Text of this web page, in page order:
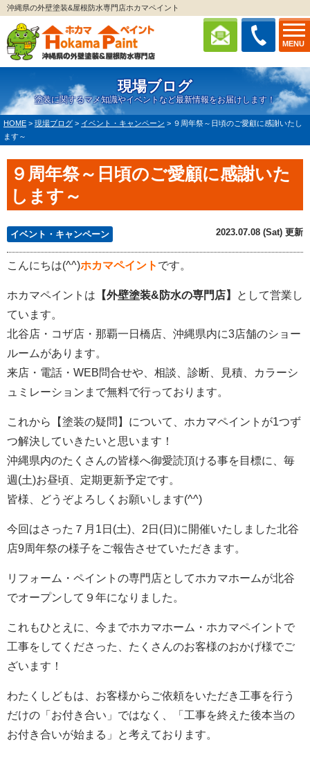
MENU
沖縄県の外壁塗装&屋根防水専門店ホカマペイント
現場ブログ
塗装に関するマメ知識やイベントなど最新情報をお届けします！
HOME > 現場ブログ > イベント・キャンペーン > ９周年祭～日頃のご愛顧に感謝いたし
ます～
９周年祭～日頃のご愛顧に感謝いた
します～
イベント・キャンペーン 2023.07.08 (Sat) 更新
こんにちは(^^)ホカマペイント です。
ホカマペイントは 【外壁塗装&防水の専門店】
として営業し
ています。
北谷店・コザ店・那覇一日橋店、沖縄県内に3店舗のショー
ルームがあります。
来店・電話・WEB問合せや、相談、診断、見積、カラーシ
ュミレーションまで無料で行っております。
これから【塗装の疑問】について、ホカマペイントが1つず
つ解決していきたいと思います！
沖縄県内のたくさんの皆様へ御愛読頂ける事を目標に、毎
週(土)お昼頃、定期更新予定です。
皆様、どうぞよろしくお願いします(^^)
今回はさった７月1日(土)、2日(日)に開催いたしました北谷
店9周年祭の様子をご報告させていただきます。
リフォーム・ペイントの専門店としてホカマホームが北谷
でオープンして９年になりました。
これもひとえに、今までホカマホーム・ホカマペイントで
工事をしてくださった、たくさんのお客様のおかげ様でご
ざいます！
わたくしどもは、お客様からご依頼をいただき工事を行う
だけの「お付き合い」ではなく、「工事を終えた後本当の
お付き合いが始まる」と考えております。